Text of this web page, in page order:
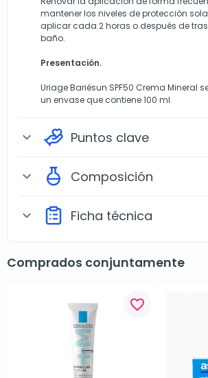
mantener los niveles de protección
aplicar cada 2 horas o después de
baño.
Presentación.
Uriage Bariésun SPF50 Crema Mineral
un envase que contiene 100 ml.
expand_more Puntos clave
expand_more Composición
expand_more Ficha técnica
Comprados conjuntamente
favorite_border